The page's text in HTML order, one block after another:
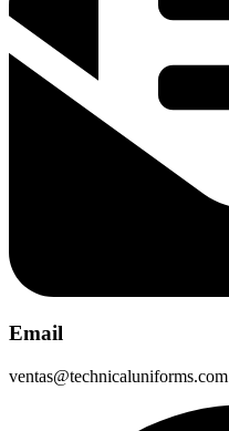
Email
ventas@technicaluniforms.com